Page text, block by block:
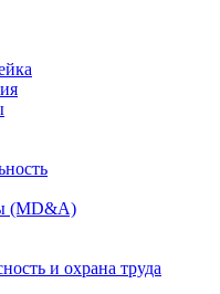
(MD&A)
и охрана труда